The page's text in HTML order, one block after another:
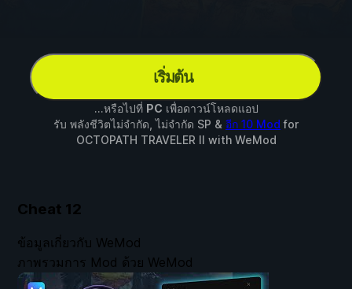
เริ่มต้น
...หรือไปที่ PC เพื่อดาวน์โหลดแอป
รับ พลังชีวิตไม่จำกัด, ไม่จำกัด SP & อีก 10 Mod for
OCTOPATH TRAVELER II with WeMod
Cheat 12
ข้อมูลเกี่ยวกับ WeMod
ภาพรวมการ Mod ด้วย WeMod